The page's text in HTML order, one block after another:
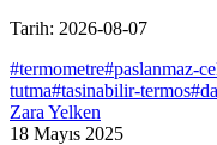
Tarih: 2026-08-07
#termometre#paslanmaz-
tutma#tasinabilir-termos#
Zara Yelken
18 Mayıs 2025